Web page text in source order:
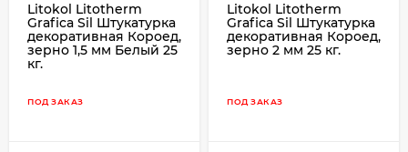
Litokol Litotherm
Grafica Sil Штукатурка
декоративная Короед,
зерно 1,5 мм Белый 25
кг.
ПОД ЗАКАЗ
Litokol Litotherm
Grafica Sil Штукатурка
декоративная Короед,
зерно 2 мм 25 кг.
ПОД ЗАКАЗ